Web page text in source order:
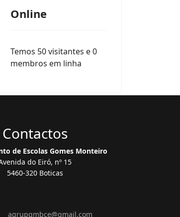
Online
Temos 50 visitantes e 0
membros em linha
Contactos
de Escolas Gomes Monteiro
do Eiró, nº 15
5460-320 Boticas
agrupgmbce@gmail.com